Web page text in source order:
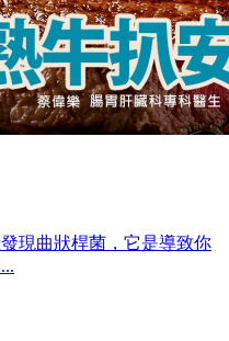
現曲狀桿菌，它是導致你